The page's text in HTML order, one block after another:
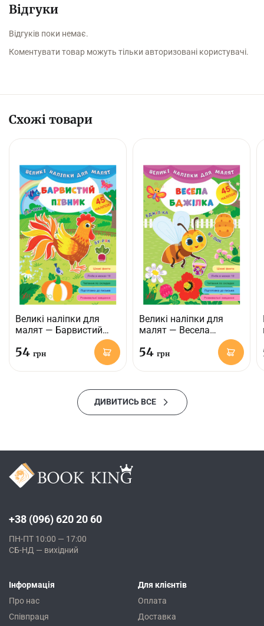
Відгуки
Відгуків поки немає.
Коментувати товар можуть тільки авторизовані користувачі.
Схожі товари
Великі наліпки для
малят — Барвистий
54 грн
Великі наліпки для
малят — Весела
54 грн
ДИВИТИСЬ ВСЕ
+38 (096) 620 20 60
ПН-ПТ 10:00 — 17:00
СБ-НД — вихідний
Інформація
Про нас
Співпраця
Для клієнтів
Оплата
Доставка